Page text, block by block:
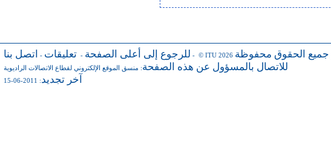
للرجوع إلى أعلى الصفحة - تعليقات - اتصل بنا - © ITU 2026 جميع الحقوق محفوظة
للاتصال بالمسؤول عن هذه الصفحة: منسق الموقع الإلكتروني لقطاع الاتصالات الراديوية
آخر تجديد: 2011-06-15